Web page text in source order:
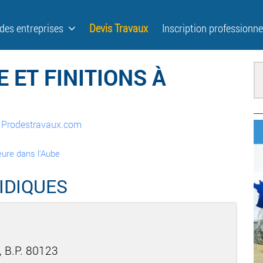
entreprises Devis Travaux Inscription
ET FINITIONS À
dans l'Aube
B.P. 80123